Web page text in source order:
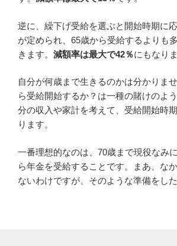
逆に、繰下げ受給を選ぶと開始時期に応
が定められ、65歳から受給するよりも
きます。 減額率は最大で42％にもなりま
自分が何歳まで生きるのかは分かりま
ら受給開始するか？は一種の賭けのよ
分の収入や家計を考えて、受給開始時
ります。
一番理想的なのは、70歳まで現役なみ
ら年金を受給することです。まあ、な
ないわけですが、そのような準備をした